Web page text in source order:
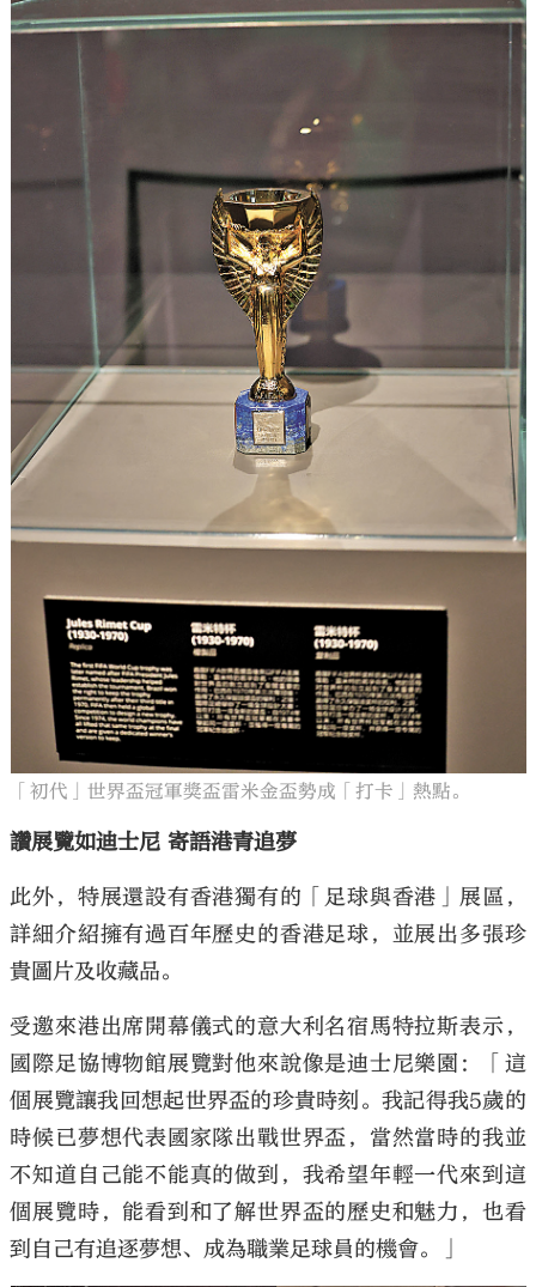
「初代」世界盃冠軍獎盃雷米金盃勢成「打卡」熱點。
讚展覽如迪士尼 寄語港青追夢
此外，特展還設有香港獨有的「足球與香港」展區，
詳細介紹擁有過百年歷史的香港足球，並展出多張珍
貴圖片及收藏品。
受邀來港出席開幕儀式的意大利名宿馬特拉斯表示，
國際足協博物館展覽對他來說像是迪士尼樂園：「這
個展覽讓我回想起世界盃的珍貴時刻。我記得我5歲的
時候已夢想代表國家隊出戰世界盃，當然當時的我並
不知道自己能不能真的做到，我希望年輕一代來到這
個展覽時，能看到和了解世界盃的歷史和魅力，也看
到自己有追逐夢想、成為職業足球員的機會。」